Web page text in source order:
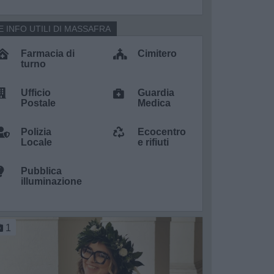
Farmacia di
turno
Cimitero
Ufficio
Postale
Guardia
Medica
Polizia
Locale
Ecocentro
e rifiuti
Pubblica
illuminazione
INFO UTILI DI MASSAFRA
1